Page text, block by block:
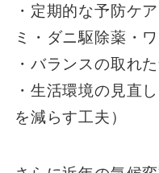
・定期的な予防ケ
ミ・ダニ駆除薬・
・バランスの取れ
・生活環境の見直
を減らす工夫）